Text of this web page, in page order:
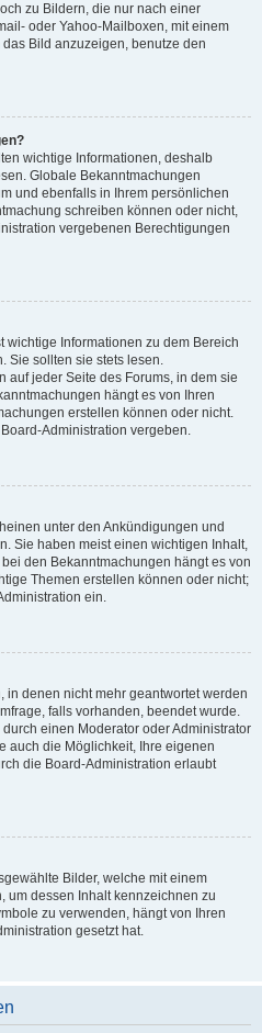
zu Bildern, die nur nach einer
oder Yahoo-Mailboxen, mit einem
Bild anzuzeigen, benutze den
wichtige Informationen, deshalb
Globale Bekanntmachungen
und ebenfalls in Ihrem persönlichen
schreiben können oder nicht,
vergebenen Berechtigungen
wichtige Informationen zu dem Bereich
Sie sollten sie stets lesen.
auf jeder Seite des Forums, in dem sie
hängt es von Ihren
erstellen können oder nicht.
Administration vergeben.
unter den Ankündigungen und
Sie haben meist einen wichtigen Inhalt,
den Bekanntmachungen hängt es von
Themen erstellen können oder nicht;
ein.
in denen nicht mehr geantwortet werden
falls vorhanden, beendet wurde.
einen Moderator oder Administrator
auch die Möglichkeit, Ihre eigenen
die Board-Administration erlaubt
Bilder, welche mit einem
um dessen Inhalt kennzeichnen zu
zu verwenden, hängt von Ihren
gesetzt hat.